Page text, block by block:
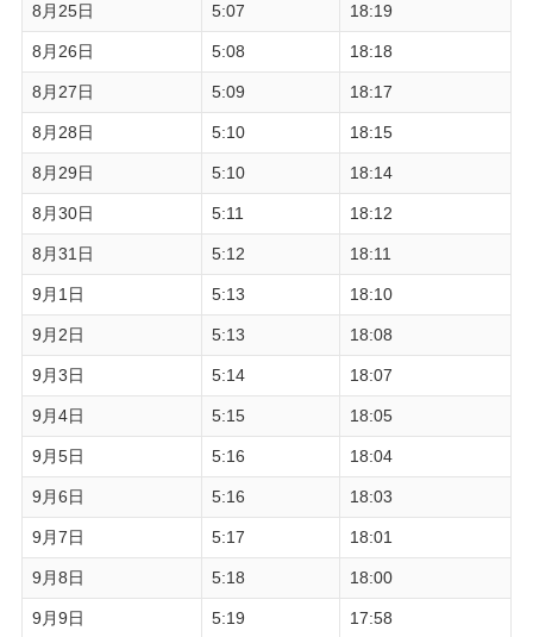
8月25日 5:07 18:19
8月26日 5:08 18:18
8月27日 5:09 18:17
8月28日 5:10 18:15
8月29日 5:10 18:14
8月30日 5:11 18:12
8月31日 5:12 18:11
9月1日 5:13 18:10
9月2日 5:13 18:08
9月3日 5:14 18:07
9月4日 5:15 18:05
9月5日 5:16 18:04
9月6日 5:16 18:03
9月7日 5:17 18:01
9月8日 5:18 18:00
9月9日 5:19 17:58